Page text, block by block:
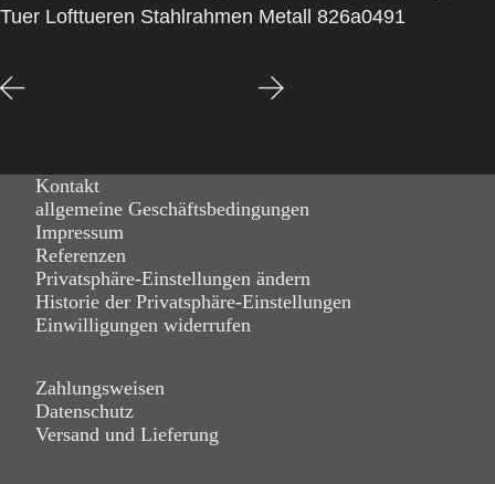
Tuer Lofttueren Stahlrahmen Metall 826a0491
Kontakt
allgemeine Geschäftsbedingungen
Impressum
Referenzen
Privatsphäre-Einstellungen ändern
Historie der Privatsphäre-Einstellungen
Einwilligungen widerrufen
Zahlungsweisen
Datenschutz
Versand und Lieferung